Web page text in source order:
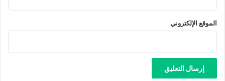
الموقع الإلكتروني